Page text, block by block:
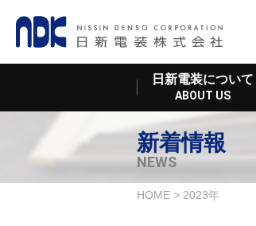
日新電装について
ABOUT US
新着情報
NEWS
HOME > 2023年